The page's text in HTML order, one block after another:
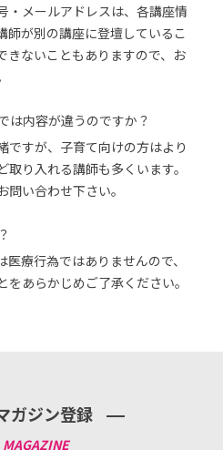
・メールアドレスは、各講座情
師が別の講座に登壇しているこ
きないこともありますので、お
は内容が違うのですか？
ですが、子育て向けの方はより
り入れる講師も多くいます。
い合わせ下さい。
療行為ではありませんので、
あらかじめご了承ください。
ガジン登録